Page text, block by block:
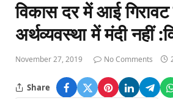
विकास दर में आई
अर्थव्‍यवस्‍था में मंदी नहीं
November 27, 2019 No Comments
Share